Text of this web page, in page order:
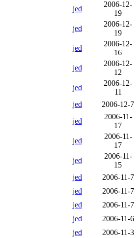
jed
2006-12-
19
jed
2006-12-
19
jed
2006-12-
16
jed
2006-12-
12
jed
2006-12-
11
jed 2006-12-7
jed
2006-11-
17
jed
2006-11-
17
jed
2006-11-
15
jed
2006-11-7
jed
2006-11-7
jed
2006-11-7
jed
2006-11-6
jed
2006-11-3